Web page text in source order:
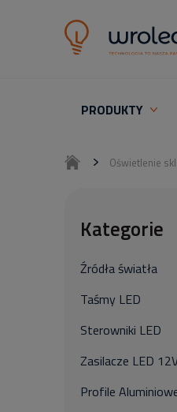
PRODUKTY
Oświetlenie
Kategorie
Źródła światła
Taśmy LED
Sterowniki LED
Zasilacze LED
Profile